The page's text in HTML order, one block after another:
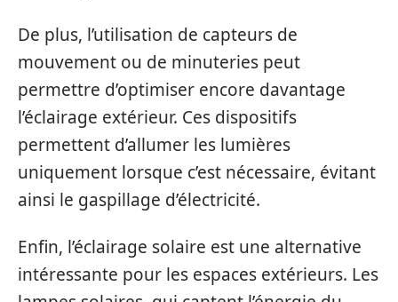
De plus, l’utilisation de capteurs de
mouvement ou de minuteries peut
permettre d’optimiser encore davantage
l’éclairage extérieur. Ces dispositifs
permettent d’allumer les lumières
uniquement lorsque c’est nécessaire, évitant
ainsi le gaspillage d’électricité.
Enfin, l’éclairage solaire est une alternative
intéressante pour les espaces extérieurs. Les